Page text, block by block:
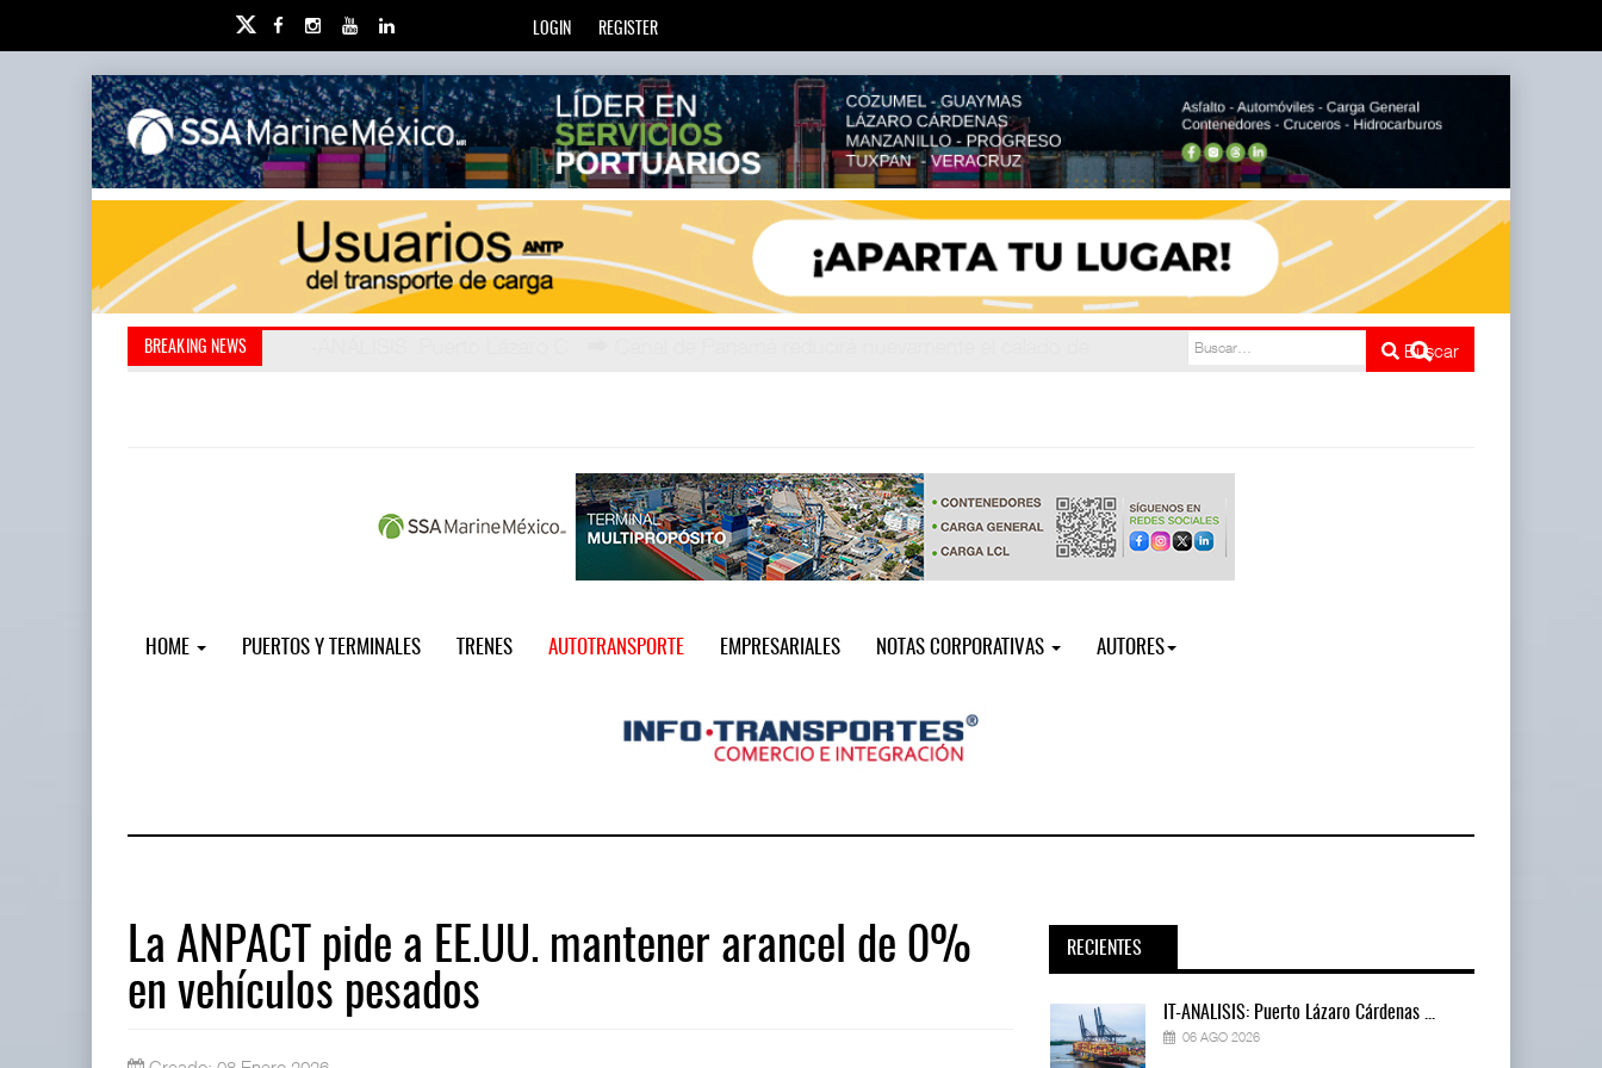
LOGIN REGISTER
BREAKING NEWS Buscar
HOME PUERTOS Y TERMINALES TRENES AUTOTRANSPORTE EMPRESARIALES NOTAS CORPORATIVAS AUTORES
La ANPACT pide a EE.UU. mantener arancel de 0%
en vehículos pesados
RECIENTES
IT-ANÁLISIS: Puerto Lázaro Cárdenas ... IT-ANÁLISIS: Puerto Lázaro Cárdenas ...
06 AGO 2026